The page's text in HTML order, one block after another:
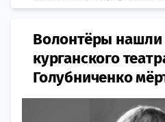
Волонтёры нашли
курганского
Голубниченко